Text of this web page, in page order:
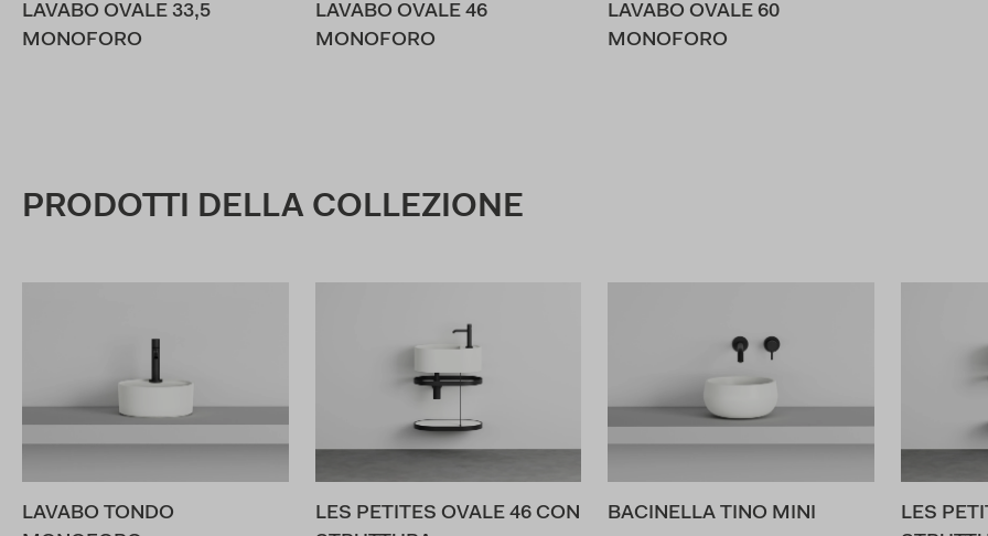
LAVABO OVALE 33,5
MONOFORO
LAVABO OVALE 46
MONOFORO
LAVABO OVALE 60
MONOFORO
PRODOTTI DELLA COLLEZIONE
LAVABO TONDO
LES PETITES OVALE 46 CON
BACINELLA TINO MINI
LES